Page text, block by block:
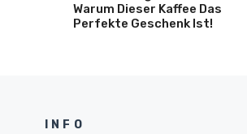
Warum Dieser Kaffee Das
Perfekte Geschenk Ist!
INFO